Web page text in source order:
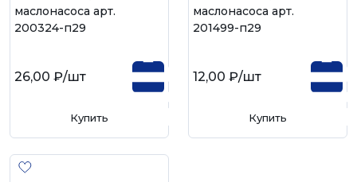
маслонасоса арт.
200324-п29
26,00 ₽/шт
Купить
маслонасоса арт.
201499-п29
12,00 ₽/шт
Купить